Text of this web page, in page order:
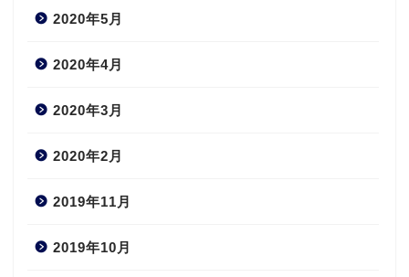
2020年5月
2020年4月
2020年3月
2020年2月
2019年11月
2019年10月